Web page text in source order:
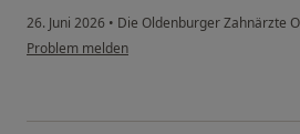
26. Juni 2026 • Die Oldenburger Zahnärzte
Problem melden